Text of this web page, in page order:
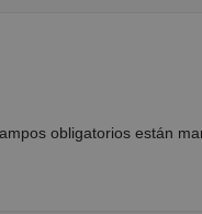
obligatorios están